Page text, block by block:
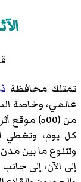
تمتلك محافظة
عالمي، وخاصة
من (500) موقع أثري داخل محافظة
كل يوم، وتغطي
وتتنوع ما بين مدن
إلى الآن، إلى